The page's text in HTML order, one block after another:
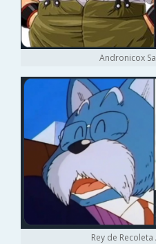
Andronicox
Rey de